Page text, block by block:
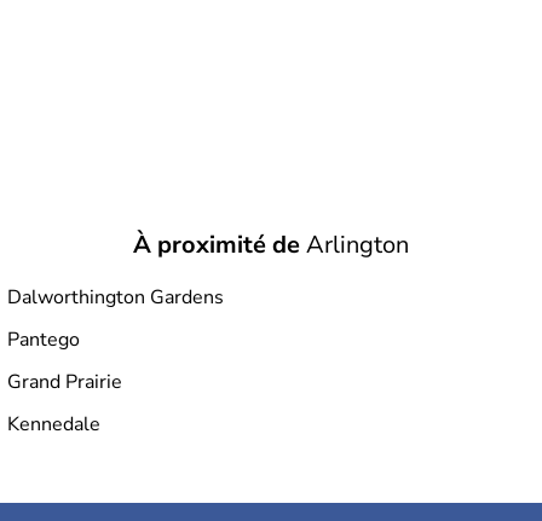
À proximité deArlington
Dalworthington Gardens
Pantego
Grand Prairie
Kennedale